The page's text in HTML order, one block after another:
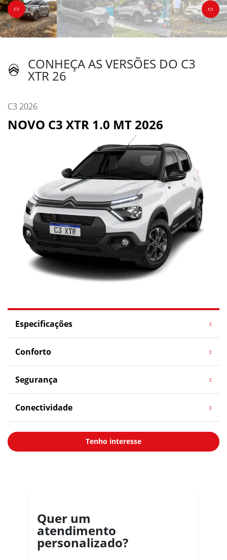
CONHEÇA AS VERSÕES DO C3
XTR 26
C3 2026
NOVO C3 XTR 1.0 MT 2026
Especificações
Conforto
Segurança
Conectividade
Tenho interesse
Quer um
atendimento
personalizado?